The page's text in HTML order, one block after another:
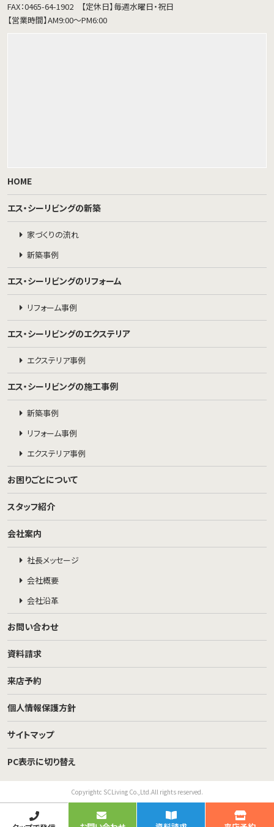
FAX：0465-64-1902
【定休日】毎週水曜日・祝日
【営業時間】AM9:00～PM6:00
HOME
エス・シーリビングの新築
家づくりの流れ
新築事例
エス・シーリビングのリフォーム
リフォーム事例
エス・シーリビングのエクステリア
エクステリア事例
エス・シーリビングの施工事例
新築事例
リフォーム事例
エクステリア事例
お困りごとについて
スタッフ紹介
会社案内
社長メッセージ
会社概要
会社沿革
お問い合わせ
資料請求
来店予約
個人情報保護方針
サイトマップ
PC表示に切り替え
Copyrightc SCLiving Co.,Ltd.All rights reserved.